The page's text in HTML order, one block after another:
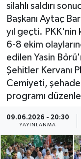
silahlı saldırı
Başkanı Aytaç
yıl geçti. PKK'nin
6-8 ekim
edilen Yasin
Şehitler Kervanı
Cemiyeti,
programı
09.06.2026 - 20:30
YAYINLANMA
Si̇yaset
Spor
Yaşam
Anali̇z
Eği̇ti̇m
Haber Arşivi